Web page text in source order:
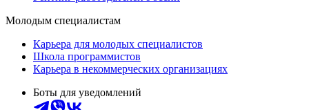
Молодым специалистам
Карьера для молодых специалистов
Школа программистов
Карьера в некоммерческих организациях
Боты для уведомлений